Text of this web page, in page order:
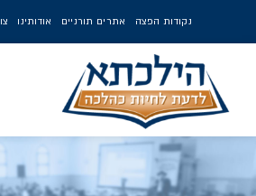
נקודות הפצה אתרים תורניים אודותינו